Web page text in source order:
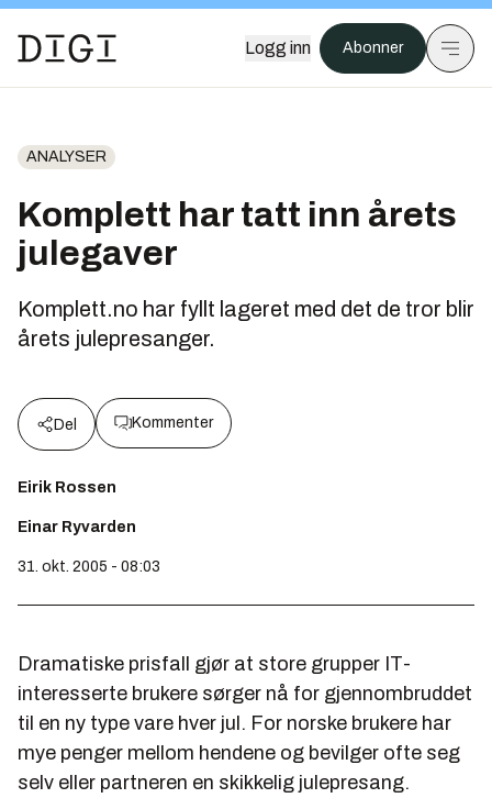
Logg inn Abonner
ANALYSER
Komplett har tatt inn årets
julegaver
Komplett.no har fyllt lageret med det de tror blir
årets julepresanger.
Del Kommenter
Eirik Rossen
Einar Ryvarden
31. okt. 2005 - 08:03
Dramatiske prisfall gjør at store grupper IT-
interesserte brukere sørger nå for gjennombruddet
til en ny type vare hver jul. For norske brukere har
mye penger mellom hendene og bevilger ofte seg
selv eller partneren en skikkelig julepresang.